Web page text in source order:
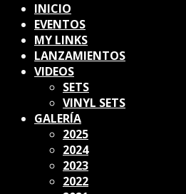
INICIO
EVENTOS
MY LINKS
LANZAMIENTOS
VIDEOS
SETS
VINYL SETS
GALERÍA
2025
2024
2023
2022